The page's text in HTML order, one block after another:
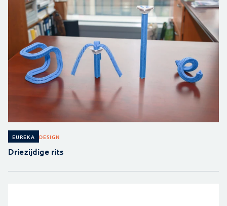
EUREKA DESIGN
Driezijdige rits